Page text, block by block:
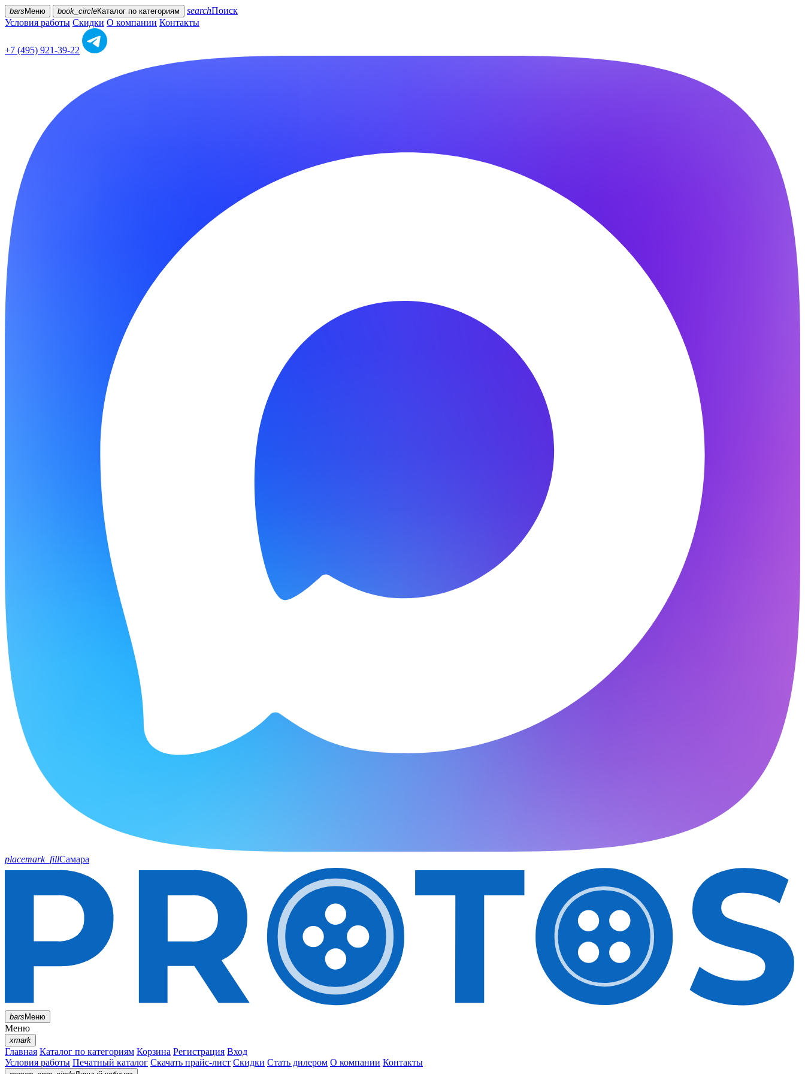
bars Меню book_circleКаталог по категориям searchПоиск
Условия работы Скидки О компании Контакты
+7 (495) 921-39-22
placemark_fillСамара
barsМеню
Меню
xmark
Главная Каталог по категориям Корзина Регистрация Вход
Условия работы Печатный каталог Скачать прайс-лист Скидки Стать дилером О компании Контакты